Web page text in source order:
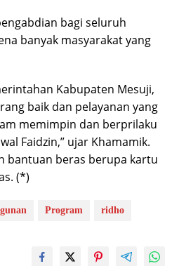
bagi seluruh
banyak masyarakat yang
Kabupaten Mesuji,
baik dan pelayanan yang
memimpin dan berprilaku
Faidzin,” ujar Khamamik.
bantuan beras berupa kartu
(*)
Program ridho